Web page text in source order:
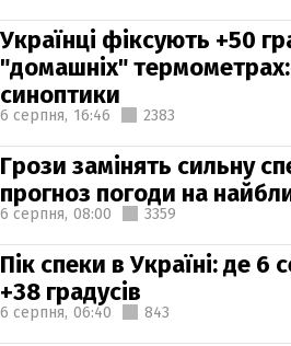
Українці фіксують +50
"домашніх"
синоптики
6 серпня, 16:46 2383
Грози замінять сильну
прогноз погоди на
6 серпня, 08:00 3359
Пік спеки в Україні: де 6
+38 градусів
6 серпня, 06:40 843